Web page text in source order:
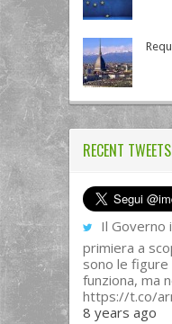
RECENT TWEETS
Il Governo
primiera a
sono le figure
funziona, ma
https://t.co/
8 years ago